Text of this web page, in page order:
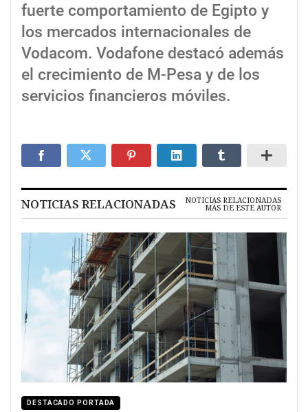
fuerte comportamiento de Egipto y
los mercados internacionales de
Vodacom. Vodafone destacó además
el crecimiento de M-Pesa y de los
servicios financieros móviles.
NOTICIAS RELACIONADAS NOTICIAS RELACIONADAS
MÁS DE ESTE AUTOR
DESTACADO PORTADA